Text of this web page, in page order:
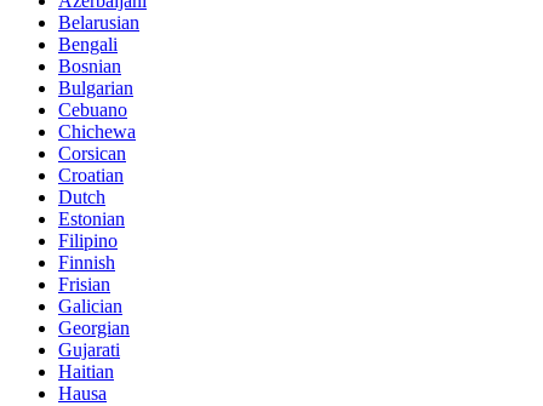
Belarusian
Bengali
Bosnian
Bulgarian
Cebuano
Chichewa
Corsican
Croatian
Dutch
Estonian
Filipino
Finnish
Frisian
Galician
Georgian
Gujarati
Haitian
Hausa